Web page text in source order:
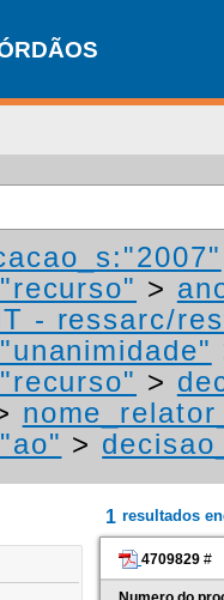
>
- ressarc/
>
>
1 resultados
4709829 #